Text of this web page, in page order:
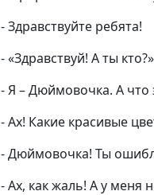
- Здравствуйте ребята!
- «Здравствуй! А ты
- Я – Дюймовочка. А что
- Ах! Какие красивые
- Дюймовочка! Ты
- Ах, как жаль! А у меня